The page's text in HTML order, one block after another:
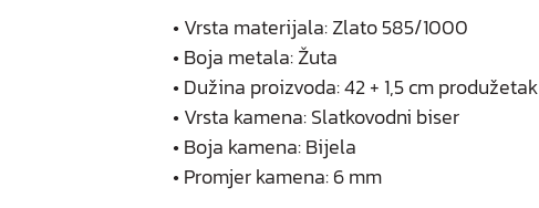
• Vrsta materijala: Zlato 585/1000
• Boja metala: Žuta
• Dužina proizvoda: 42 + 1,5 cm produžetak
• Vrsta kamena: Slatkovodni biser
• Boja kamena: Bijela
• Promjer kamena: 6 mm